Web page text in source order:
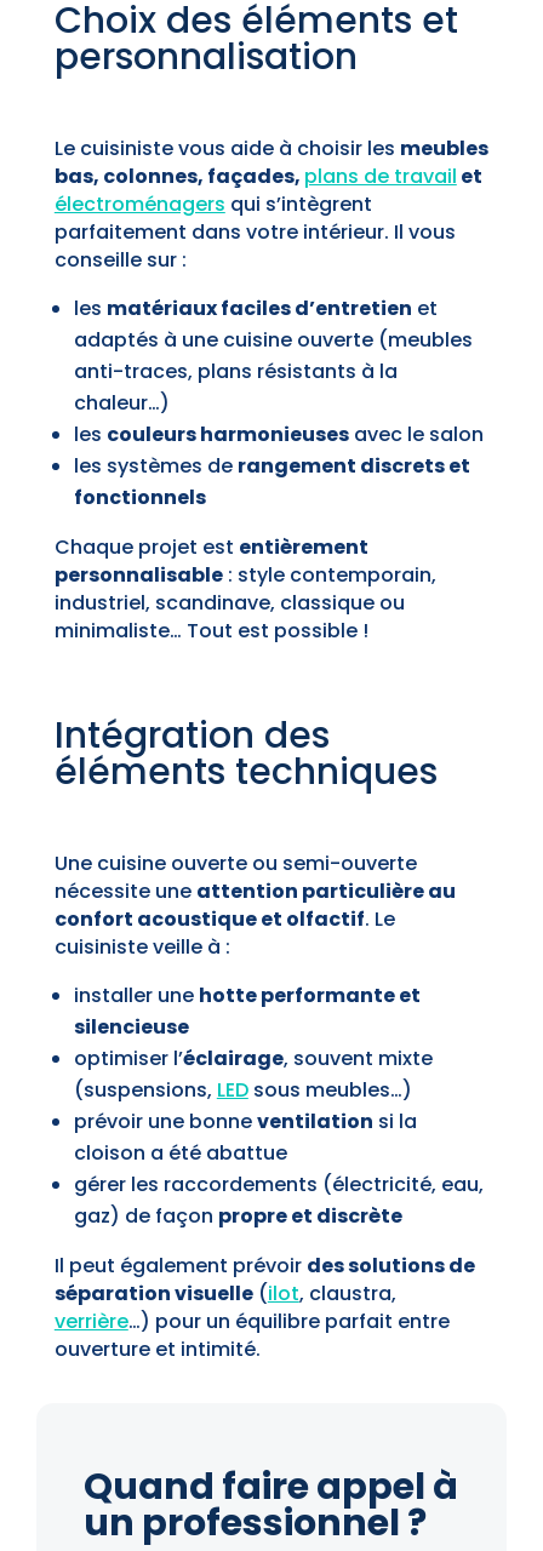
Choix des éléments et
personnalisation
Le cuisiniste vous aide à choisir les meubles
bas, colonnes, façades, plans de travail et
électroménagers qui s’intègrent
parfaitement dans votre intérieur. Il vous
conseille sur :
les matériaux faciles d’entretien et
adaptés à une cuisine ouverte (meubles
anti-traces, plans résistants à la
chaleur…)
les couleurs harmonieusesavec le salon
les systèmes de rangement discrets et
fonctionnels
Chaque projet est entièrement
personnalisable: style contemporain,
industriel, scandinave, classique ou
minimaliste… Tout est possible !
Intégration des
éléments techniques
Une cuisine ouverte ou semi-ouverte
nécessite une attention particulière au
confort acoustique et olfactif. Le
cuisiniste veille à :
installer une hotte performante et
silencieuse
optimiser l’éclairage, souvent mixte
(suspensions, LEDsous meubles…)
prévoir une bonneventilation si la
cloison a été abattue
gérer les raccordements (électricité, eau,
gaz) de façon propre et discrète
Il peut également prévoir des solutions de
séparation visuelle(ilot, claustra,
verrière…) pour un équilibre parfait entre
ouverture et intimité.
Quand faire appel à
un professionnel ?